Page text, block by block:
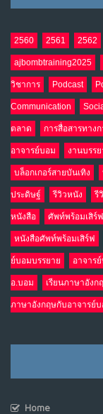
2560 2561 2562
ajbombtraining2025
วิชาการ Podcast
Communication
ตลาด การสื่อสารทางก
อาจารย์บอม งานบรร
บล็อกเกอร์สายบันเทิง
ประดิษฐ์ รีวิวหนัง รี
หนังสือ ศัพท์พร้อมเสิร์ฟ
หนังสือศัพท์พร้อมเสิร์ฟ
ย์บอมบรรยาย อาจาร
อ.บอม เรียนภาษาอัง
ภาษาอังกฤษกับอาจารย์บ
Home